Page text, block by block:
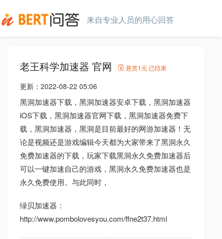
来自专业人员的用心回答
老王科学加速器 官网 悬赏1元 已结束
更新： 2022-08-22 05:06
黑洞加速器下载，黑洞加速器安卓下载，黑洞加速器
iOS下载，黑洞加速器官网下载，黑洞加速器免费下
载，黑洞加速器，黑洞是目前最好的网游加速器！无
论是视频还是游戏编辑今天都为大家带来了黑洞永久
免费加速器的下载，玩家下载黑洞永久免费加速器后
可以一键加速自己的游戏，黑洞永久免费加速器也是
永久免费使用。与此同时，
绿贝加速器：
http://www.pombolovesyou.com/ffne2t37.html